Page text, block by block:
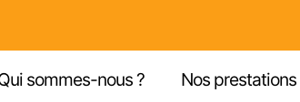
sommes-nous ? Nos prestations